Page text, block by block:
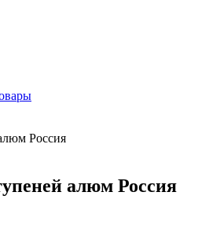
Россия
алюм Россия